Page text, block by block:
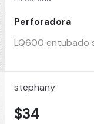
Perforadora
LQ600 entubado
stephany
$34